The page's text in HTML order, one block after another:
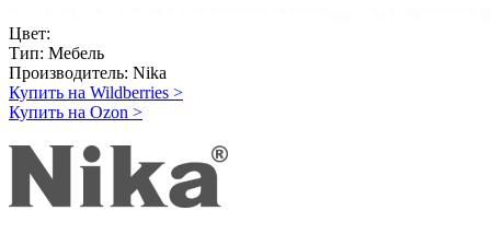
Цвет:
Тип: Мебель
Производитель: Nika
Купить на Wildberries >
Купить на Ozon >